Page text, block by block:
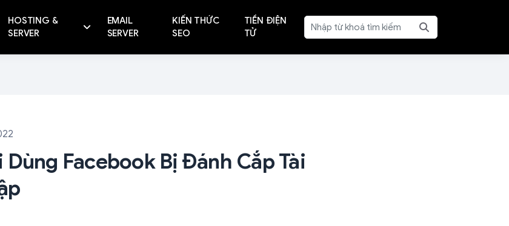
HOSTING &
SERVER
EMAIL
SERVER
KIẾN THỨC
SEO
TIỀN ĐIỆN
TỬ
Facebook Bị Đánh Cắp Tài